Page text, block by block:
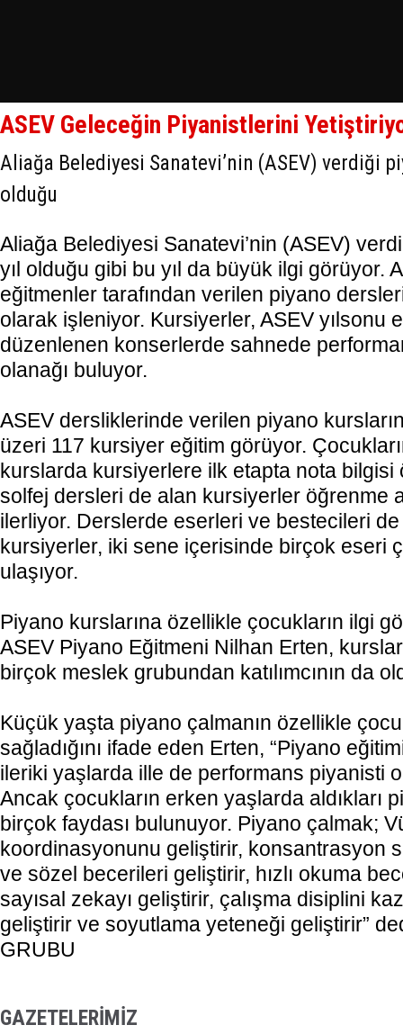
ASEV Geleceğin Piyanistlerini
Aliağa Belediyesi Sanatevi’nin (ASEV) verdiği
olduğu
Aliağa Belediyesi Sanatevi’nin (ASEV)
yıl olduğu gibi bu yıl da büyük ilgi görüyor.
eğitmenler tarafından verilen piyano
olarak işleniyor. Kursiyerler, ASEV yılsonu
düzenlenen konserlerde sahnede
olanağı buluyor.
ASEV dersliklerinde verilen piyano
üzeri 117 kursiyer eğitim görüyor.
kurslarda kursiyerlere ilk etapta nota bilgisi
solfej dersleri de alan kursiyerler öğrenme
ilerliyor. Derslerde eserleri ve bestecileri de
kursiyerler, iki sene içerisinde birçok eseri
ulaşıyor.
Piyano kurslarına özellikle çocukların ilgi
ASEV Piyano Eğitmeni Nilhan Erten,
birçok meslek grubundan katılımcının da
Küçük yaşta piyano çalmanın özellikle
sağladığını ifade eden Erten, “Piyano
ileriki yaşlarda ille de performans piyanisti
Ancak çocukların erken yaşlarda aldıkları
birçok faydası bulunuyor. Piyano çalmak;
koordinasyonunu geliştirir, konsantrasyon
ve sözel becerileri geliştirir, hızlı okuma
sayısal zekayı geliştirir, çalışma disiplini
geliştirir ve soyutlama yeteneği geliştirir”
GRUBU
GAZETELERİMİZ